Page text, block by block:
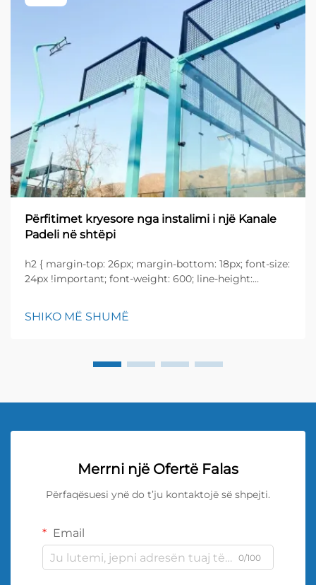
Përfitimet kryesore nga instalimi i një Kanale
Padeli në shtëpi
h2 { margin-top: 26px; margin-bottom: 18px; font-size:
24px !important; font-weight: 600; line-height:
font-size: 20px !important; font-weight: 600; line-
height: ...}
SHIKO MË SHUMË
Merrni një Ofertë Falas
Përfaqësuesi ynë do t’ju kontaktojë së shpejti.
Email
0/100